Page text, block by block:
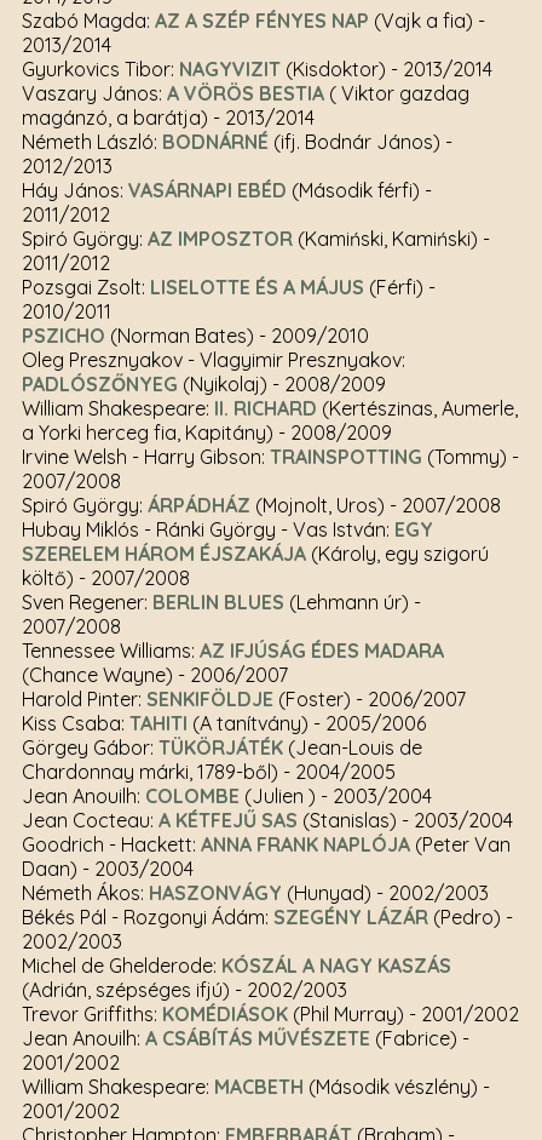
Szabó Magda: AZ A SZÉP FÉNYES NAP (Vajk a fia) -
2013/2014
Gyurkovics Tibor: NAGYVIZIT(Kisdoktor) - 2013/2014
Vaszary János: A VÖRÖS BESTIA( Viktor gazdag
magánzó, a barátja) - 2013/2014
Németh László: BODNÁRNÉ (ifj. Bodnár János) -
2012/2013
Háy János: VASÁRNAPI EBÉD (Második férfi) -
2011/2012
Spiró György: AZ IMPOSZTOR(Kamiński, Kamiński) -
2011/2012
Pozsgai Zsolt: LISELOTTE ÉS A MÁJUS (Férfi) -
2010/2011
PSZICHO (Norman Bates) - 2009/2010
Oleg Presznyakov - Vlagyimir Presznyakov:
PADLÓSZŐNYEG (Nyikolaj) - 2008/2009
William Shakespeare: II. RICHARD (Kertészinas, Aumerle,
a Yorki herceg fia, Kapitány) - 2008/2009
Irvine Welsh - Harry Gibson: TRAINSPOTTING (Tommy) -
2007/2008
Spiró György: ÁRPÁDHÁZ (Mojnolt, Uros) - 2007/2008
Hubay Miklós - Ránki György - Vas István: EGY
SZERELEM HÁROM ÉJSZAKÁJA(Károly, egy szigorú
költő) - 2007/2008
Sven Regener: BERLIN BLUES (Lehmann úr) -
2007/2008
Tennessee Williams: AZ IFJÚSÁG ÉDES MADARA
(Chance Wayne) - 2006/2007
Harold Pinter: SENKIFÖLDJE (Foster) - 2006/2007
Kiss Csaba: TAHITI (A tanítvány) - 2005/2006
Görgey Gábor: TÜKÖRJÁTÉK(Jean-Louis de
Chardonnay márki, 1789-ből) - 2004/2005
Jean Anouilh: COLOMBE (Julien ) - 2003/2004
Jean Cocteau: A KÉTFEJŰ SAS (Stanislas) - 2003/2004
Goodrich - Hackett: ANNA FRANK NAPLÓJA(Peter Van
Daan) - 2003/2004
Németh Ákos: HASZONVÁGY (Hunyad) - 2002/2003
Békés Pál - Rozgonyi Ádám: SZEGÉNY LÁZÁR(Pedro) -
2002/2003
Michel de Ghelderode: KÓSZÁL A NAGY KASZÁS
(Adrián, szépséges ifjú) - 2002/2003
Trevor Griffiths: KOMÉDIÁSOK(Phil Murray) - 2001/2002
Jean Anouilh: A CSÁBÍTÁS MŰVÉSZETE (Fabrice) -
2001/2002
William Shakespeare: MACBETH (Második vészlény) -
2001/2002
Christopher Hampton: EMBERBARÁT(Braham) -